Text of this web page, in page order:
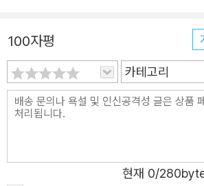
던 나약한 마음이기도 하다. 하지만 마
트렁크 안에 담긴 것은 보편이라는 얄
싶지 않다는 자유로운 결단과 예리한 통
한 사랑이다. 우리 모두의 마음속에도
트렁크 하나쯤 있을 것이다. 김려령은
떤 선택을 하겠습니까. 당신의 트렁크
어줄 작품으로, 통념을 거스르는 신선
100자평
카테고리
현재 0/